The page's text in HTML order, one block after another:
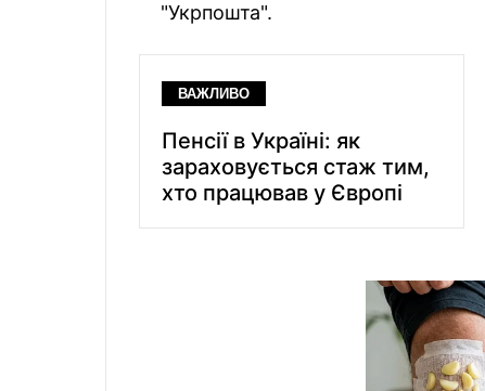
"Укрпошта".
ВАЖЛИВО
Пенсії в Україні: як
зараховується стаж тим,
хто працював у Європі